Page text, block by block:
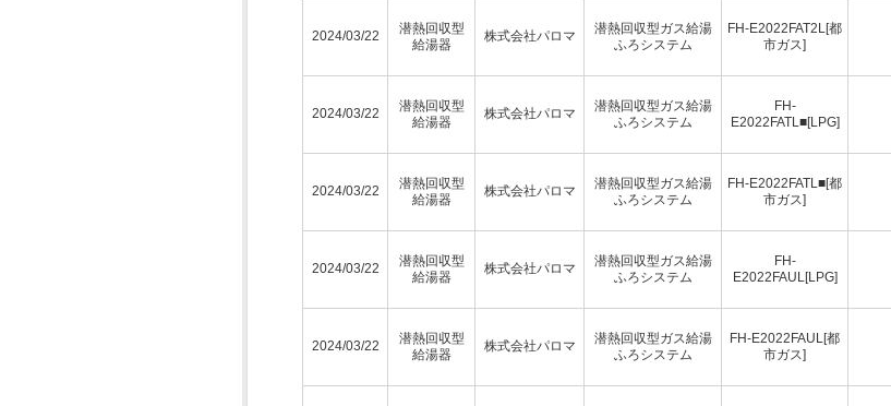
2024/03/22
潜熱回収型
給湯器
株式会社パロマ
潜熱回収型ガス給湯
ふろシステム
FH-E2022FAT2L[都
市ガス]
2024/03/22
潜熱回収型
給湯器
株式会社パロマ
潜熱回収型ガス給湯
ふろシステム
FH-
E2022FATL■[LPG]
2024/03/22
潜熱回収型
給湯器
株式会社パロマ
潜熱回収型ガス給湯
ふろシステム
FH-E2022FATL■[都
市ガス]
2024/03/22
潜熱回収型
給湯器
株式会社パロマ
潜熱回収型ガス給湯
ふろシステム
FH-
E2022FAUL[LPG]
2024/03/22
潜熱回収型
給湯器
株式会社パロマ
潜熱回収型ガス給湯
ふろシステム
FH-E2022FAUL[都
市ガス]